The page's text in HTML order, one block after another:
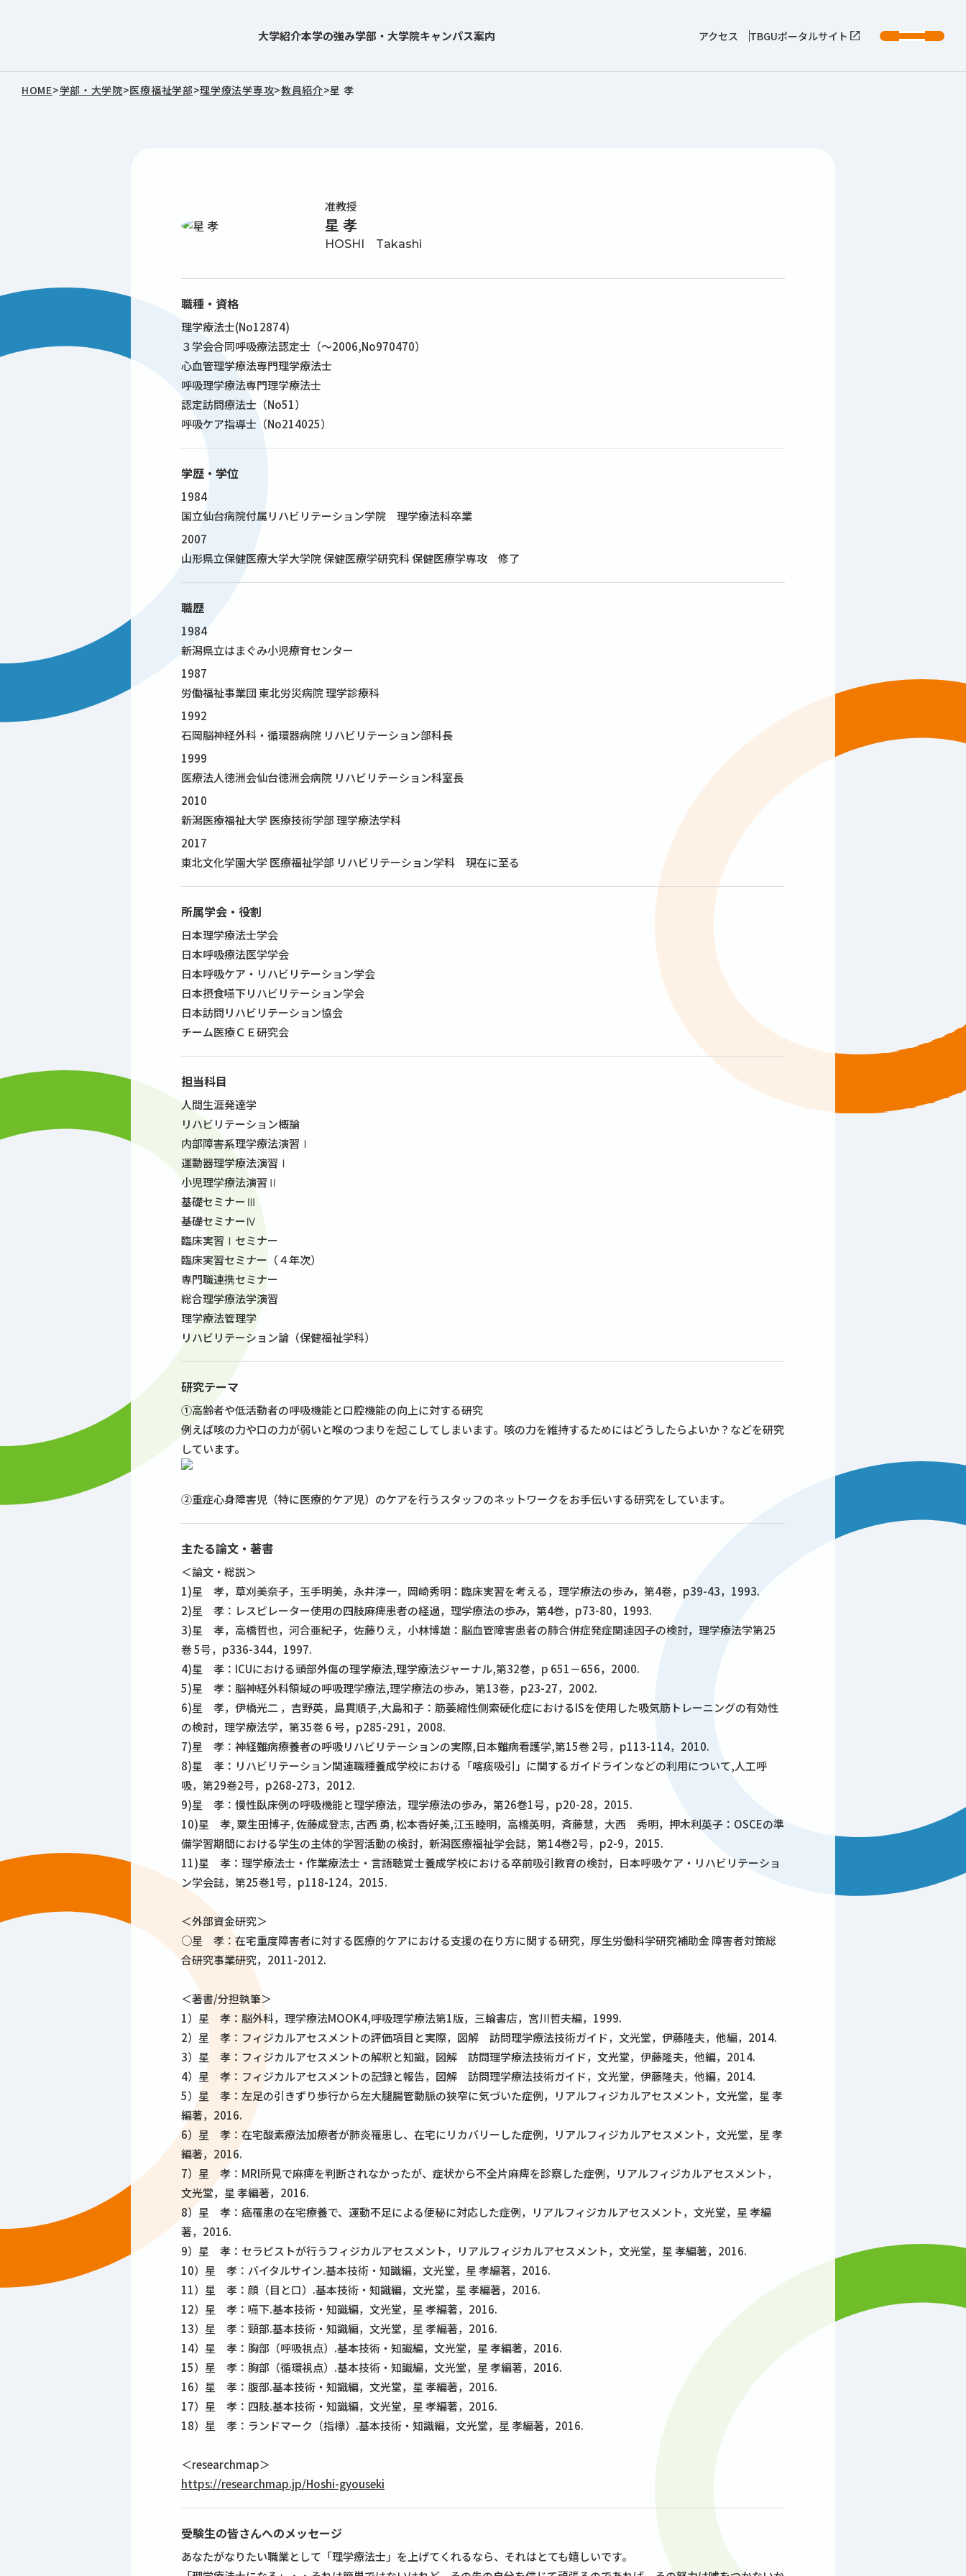
大学紹介本学の強み学部・大学院キャンパス案内 アクセス TBGUポータルサイト
HOME>学部・大学院>医療福祉学部>理学療法学専攻>教員紹介>星 孝
准教授
星 孝
HOSHI Takashi
職種・資格
理学療法士(No12874)
３学会合同呼吸療法認定士（～2006,No970470）
心血管理学療法専門理学療法士
呼吸理学療法専門理学療法士
認定訪問療法士（No51）
呼吸ケア指導士（No214025）
学歴・学位
1984
国立仙台病院付属リハビリテーション学院 理学療法科卒業
2007
山形県立保健医療大学大学院 保健医療学研究科 保健医療学専攻 修了
職歴
1984
新潟県立はまぐみ小児療育センター
1987
労働福祉事業団 東北労災病院 理学診療科
1992
石岡脳神経外科・循環器病院 リハビリテーション部科長
1999
医療法人徳洲会仙台徳洲会病院 リハビリテーション科室長
2010
新潟医療福祉大学 医療技術学部 理学療法学科
2017
東北文化学園大学 医療福祉学部 リハビリテーション学科 現在に至る
所属学会・役割
日本理学療法士学会
日本呼吸療法医学学会
日本呼吸ケア・リハビリテーション学会
日本摂食嚥下リハビリテーション学会
日本訪問リハビリテーション協会
チーム医療ＣＥ研究会
担当科目
人間生涯発達学
リハビリテーション概論
内部障害系理学療法演習Ⅰ
運動器理学療法演習Ⅰ
小児理学療法演習Ⅱ
基礎セミナーⅢ
基礎セミナーⅣ
臨床実習Ⅰセミナー
臨床実習セミナー（４年次）
専門職連携セミナー
総合理学療法学演習
理学療法管理学
リハビリテーション論（保健福祉学科）
研究テーマ
①高齢者や低活動者の呼吸機能と口腔機能の向上に対する研究
例えば咳の力や口の力が弱いと喉のつまりを起こしてしまいます。咳の力を維持するためにはどうしたらよいか？などを研究
しています。
②重症心身障害児（特に医療的ケア児）のケアを行うスタッフのネットワークをお手伝いする研究をしています。
主たる論文・著書
＜論文・総説＞
1)星 孝，草刈美奈子，玉手明美，永井淳一，岡崎秀明：臨床実習を考える，理学療法の歩み，第4巻，p39-43，1993.
2)星 孝：レスピレーター使用の四肢麻痺患者の経過，理学療法の歩み，第4巻，p73-80，1993.
3)星 孝，高橋哲也，河合亜紀子，佐藤りえ，小林博雄：脳血管障害患者の肺合併症発症関連因子の検討，理学療法学第25
巻 5号，p336-344，1997.
4)星 孝：ICUにおける頭部外傷の理学療法,理学療法ジャーナル,第32巻，p 651－656，2000.
5)星 孝：脳神経外科領域の呼吸理学療法,理学療法の歩み，第13巻，p23-27，2002.
6)星 孝，伊橋光二 ，吉野英，島貫順子,大島和子：筋萎縮性側索硬化症におけるISを使用した吸気筋トレーニングの有効性
の検討，理学療法学，第35巻 6 号，p285-291，2008.
7)星 孝：神経難病療養者の呼吸リハビリテーションの実際,日本難病看護学,第15巻 2号，p113-114，2010.
8)星 孝：リハビリテーション関連職種養成学校における「喀痰吸引」に関するガイドラインなどの利用について,人工呼
吸，第29巻2号，p268-273，2012.
9)星 孝：慢性臥床例の呼吸機能と理学療法，理学療法の歩み，第26巻1号，p20-28，2015.
10)星 孝, 粟生田博子, 佐藤成登志, 古西 勇, 松本香好美,江玉睦明，高橋英明，斉藤慧，大西 秀明，押木利英子：OSCEの準
備学習期間における学生の主体的学習活動の検討，新潟医療福祉学会誌，第14巻2号，p2-9，2015.
11)星 孝：理学療法士・作業療法士・言語聴覚士養成学校における卒前吸引教育の検討，日本呼吸ケア・リハビリテーショ
ン学会誌，第25巻1号，p118-124，2015.
＜外部資金研究＞
○星 孝：在宅重度障害者に対する医療的ケアにおける支援の在り方に関する研究，厚生労働科学研究補助金 障害者対策総
合研究事業研究，2011-2012.
＜著書/分担執筆＞
1）星 孝：脳外科，理学療法MOOK4,呼吸理学療法第1版，三輪書店，宮川哲夫編，1999.
2）星 孝：フィジカルアセスメントの評価項目と実際，図解 訪問理学療法技術ガイド，文光堂，伊藤隆夫，他編，2014.
3）星 孝：フィジカルアセスメントの解釈と知識，図解 訪問理学療法技術ガイド，文光堂，伊藤隆夫，他編，2014.
4）星 孝：フィジカルアセスメントの記録と報告，図解 訪問理学療法技術ガイド，文光堂，伊藤隆夫，他編，2014.
5）星 孝：左足の引きずり歩行から左大腿腸管動脈の狭窄に気づいた症例，リアルフィジカルアセスメント，文光堂，星 孝
編著，2016.
6）星 孝：在宅酸素療法加療者が肺炎罹患し、在宅にリカバリーした症例，リアルフィジカルアセスメント，文光堂，星 孝
編著，2016.
7）星 孝：MRI所見で麻痺を判断されなかったが、症状から不全片麻痺を診察した症例，リアルフィジカルアセスメント，
文光堂，星 孝編著，2016.
8）星 孝：癌罹患の在宅療養で、運動不足による便秘に対応した症例，リアルフィジカルアセスメント，文光堂，星 孝編
著，2016.
9）星 孝：セラピストが行うフィジカルアセスメント，リアルフィジカルアセスメント，文光堂，星 孝編著，2016.
10）星 孝：バイタルサイン.基本技術・知識編，文光堂，星 孝編著，2016.
11）星 孝：顔（目と口）.基本技術・知識編，文光堂，星 孝編著，2016.
12）星 孝：嚥下.基本技術・知識編，文光堂，星 孝編著，2016.
13）星 孝：頸部.基本技術・知識編，文光堂，星 孝編著，2016.
14）星 孝：胸部（呼吸視点）.基本技術・知識編，文光堂，星 孝編著，2016.
15）星 孝：胸部（循環視点）.基本技術・知識編，文光堂，星 孝編著，2016.
16）星 孝：腹部.基本技術・知識編，文光堂，星 孝編著，2016.
17）星 孝：四肢.基本技術・知識編，文光堂，星 孝編著，2016.
18）星 孝：ランドマーク（指標）.基本技術・知識編，文光堂，星 孝編著，2016.
＜researchmap＞
https://researchmap.jp/Hoshi-gyouseki
受験生の皆さんへのメッセージ
あなたがなりたい職業として「理学療法士」を上げてくれるなら、それはとても嬉しいです。